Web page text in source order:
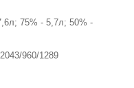
75% - 5,7л; 50% -
960/1289